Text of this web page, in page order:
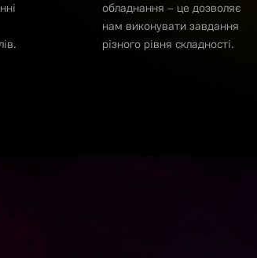
обладнання – це дозволяє
нам виконувати завдання
різного рівня складності.